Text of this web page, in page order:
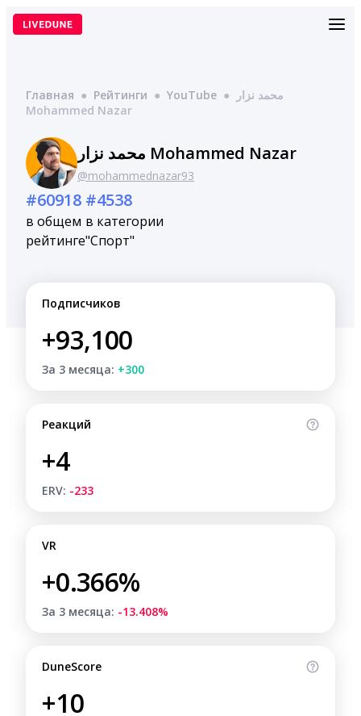
Перейти
Главная ● Рейтинги ● YouTube ●
محمد نزار
Mohammed Nazar
محمد نزار Mohammed Nazar
@mohammednazar93
#60918
в общем
рейтинге
#4538
в категории
"Спорт"
Подписчиков
+93,100
За 3 месяца: +300
Реакций
+4
ERV: -233
VR
+0.366%
За 3 месяца: -13.408%
DuneScore
+10